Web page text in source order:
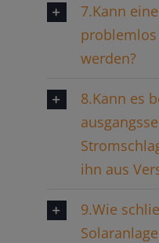
7.Kann
werden?
8.Kann es
ihn aus
9.Wie